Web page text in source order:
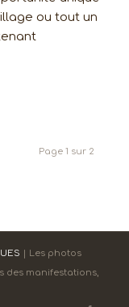
ou tout un
Page 1 sur 2
| Les photos
des manifestations,